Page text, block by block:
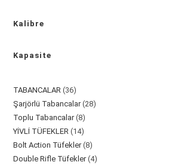
Kalibre
Kapasite
TABANCALAR 3636
ürün
Şarjörlü Tabancalar 2828
Toplu Tabancalar 88
ürün
YİVLİ TÜFEKLER 1414
ürün
Bolt Action Tüfekler 88
ürün
Double Rifle Tüfekler 44